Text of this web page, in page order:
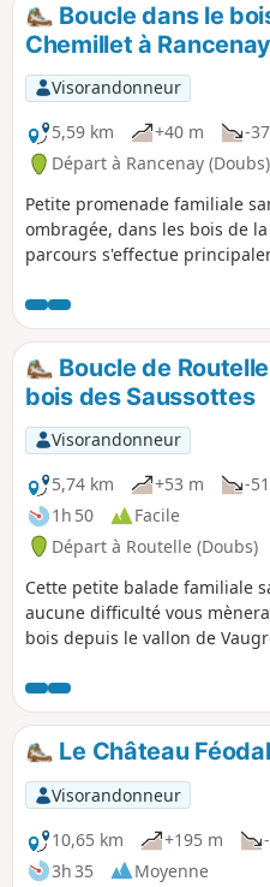
Boucle dans le
Chemillet à Rancenay
Visorandonneur
5,59 km
+40 m -
Départ à Rancenay (Doubs)
Petite promenade familiale
ombragée, dans les bois de
parcours s'effectue
blancs ou empierrés.Vous
lisières des champs, la vue
bâtiments de la zone
Boucle de
bois des Saussottes
Visorandonneur
5,74 km
+53 m
-
1h 50
Facile
Départ à Routelle (Doubs)
Cette petite balade familiale
aucune difficulté vous
bois depuis le vallon de
confins de Benusse et son
Le Château
Visorandonneur
10,65 km
+195 m
3h 35
Moyenne